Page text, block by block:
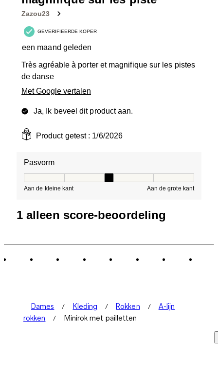
Zazou23
GEVERIFIEERDE KOPER
een maand geleden
Très agréable à porter et magnifique sur les pistes
de danse
Met Google vertalen
Ja, Ik beveel dit product aan.
Product getest : 1/6/2026
Pasvorm
Aan de kleine kant Aan de grote kant
1 alleen score-beoordeling
Dames Kleding Rokken
A-lijn
rokken
Minirok met pailletten